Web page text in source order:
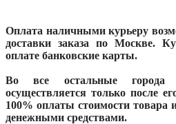
Оплата наличными курьеру
доставки заказа по Москве.
оплате банковские карты.
Во все остальные города
осуществляется только после
100% оплаты стоимости товара
денежными средствами.